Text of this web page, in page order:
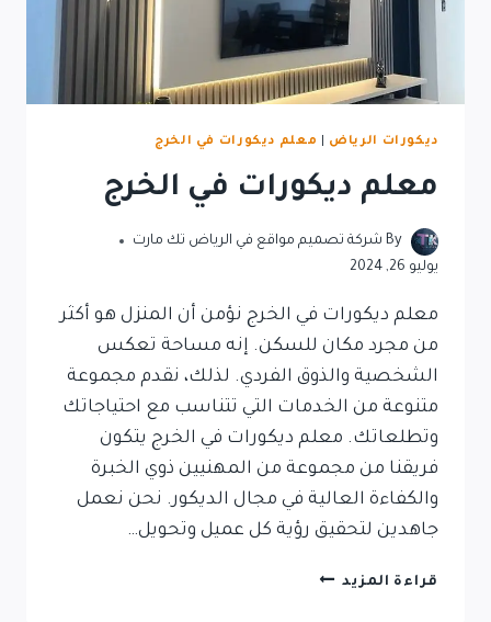
ديكورات الرياض معلم ديكورات في الخرج
معلم ديكورات في الخرج
By شركة تصميم مواقع في الرياض تك مارت
يوليو 26, 2024
معلم ديكورات في الخرج نؤمن أن المنزل هو أكثر
من مجرد مكان للسكن. إنه مساحة تعكس
الشخصية والذوق الفردي. لذلك، نقدم مجموعة
متنوعة من الخدمات التي تتناسب مع احتياجاتك
وتطلعاتك. معلم ديكورات في الخرج يتكون
فريقنا من مجموعة من المهنيين ذوي الخبرة
والكفاءة العالية في مجال الديكور. نحن نعمل
جاهدين لتحقيق رؤية كل عميل وتحويل…
قراءة المزيد